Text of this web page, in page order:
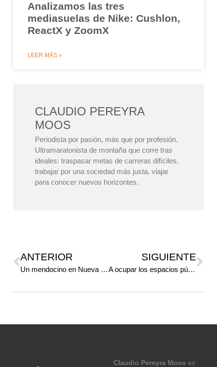
Analizamos las tres
mediasuelas de Nike: Cushlon,
ReactX y ZoomX
LEER MÁS »
CLAUDIO PEREYRA
MOOS
Periodista por pasión, más que por profesión.
Ultramaratonista de montaña que corre tras
ideales: traspasar metas de carreras difíciles,
trabajar por una sociedad más justa, viajar
para conocer nuevos horizontes.
ANTERIOR
Un mendocino en Nueva York…
SIGUIENTE
A ocupar los espacios públicos citadinos
Claudio Pereyra Moos es